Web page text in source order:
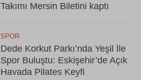
Takımı Mersin Biletini kaptı
SPOR
Dede Korkut Parkı’nda Yeşil İle
Spor Buluştu: Eskişehir’de Açık
Havada Pilates Keyfi